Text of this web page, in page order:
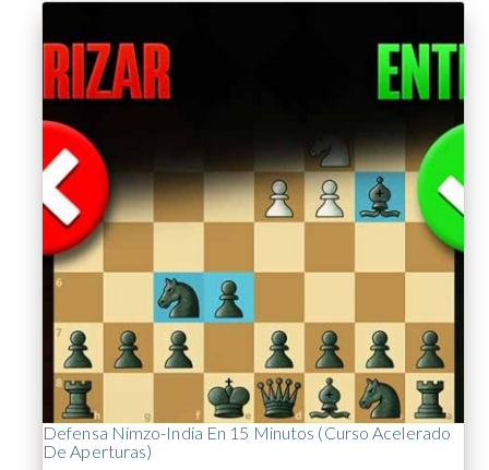
Defensa Nimzo-India En 15 Minutos (Curso Acelerado
De Aperturas)